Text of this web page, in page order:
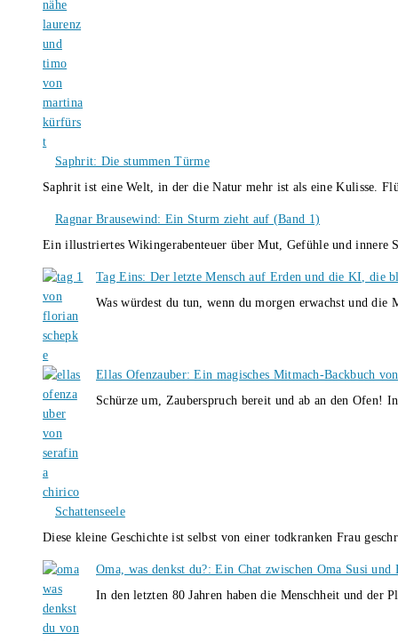
Saphrit: Die stummen Türme
Saphrit ist eine Welt, in der die Natur mehr ist als eine Kulisse.
Ragnar Brausewind: Ein Sturm zieht auf (Band 1)
Ein illustriertes Wikingerabenteuer über Mut, Gefühle und
Tag Eins: Der letzte Mensch auf Erden und die KI, die
Was würdest du tun, wenn du morgen erwachst und
Ellas Ofenzauber: Ein magisches Mitmach-Backbuch
Schürze um, Zauberspruch bereit und ab an den Ofen!
Schattenseele
Diese kleine Geschichte ist selbst von einer todkranken Frau
Oma, was denkst du?: Ein Chat zwischen Oma Susi
In den letzten 80 Jahren haben die Menschheit und